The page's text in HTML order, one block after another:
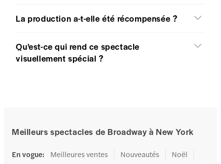
La production a-t-elle été récompensée ?
Qu'est-ce qui rend ce spectacle
visuellement spécial ?
Meilleurs spectacles de Broadway à New York
En vogue: Meilleures ventes Nouveautés
Noël